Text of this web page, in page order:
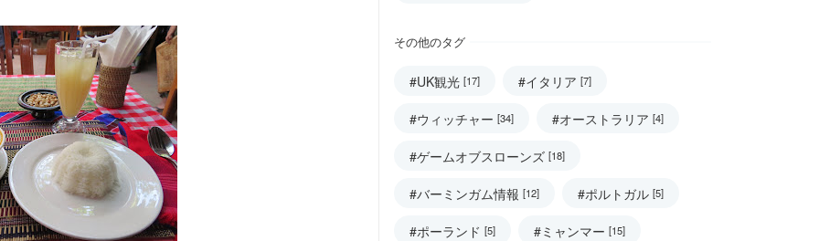
その他のタグ
#UK観光 [17] #イタリア [7]
#ウィッチャー [34] #オーストラリア [4]
#ゲームオブスローンズ [18]
#バーミンガム情報 [12] #ポルトガル [5]
#ポーランド [5] #ミャンマー [15]